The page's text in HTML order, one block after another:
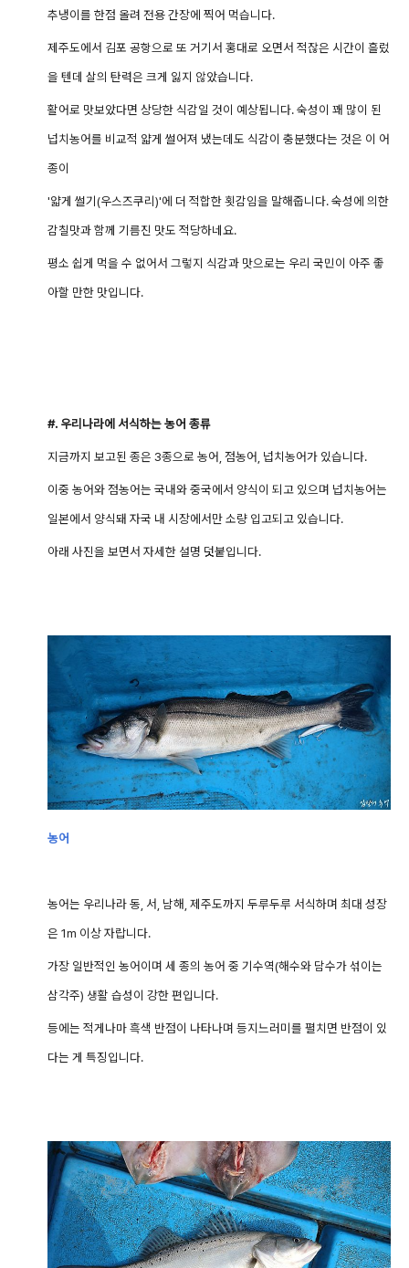
추냉이를 한점 올려 전용 간장에 찍어 먹습니다.
제주도에서 김포 공항으로 또 거기서 홍대로 오면서 적잖은 시간이 흘렀
을 텐데 살의 탄력은 크게 잃지 않았습니다.
활어로 맛보았다면 상당한 식감일 것이 예상됩니다. 숙성이 꽤 많이 된
넙치농어를 비교적 얇게 썰어져 냈는데도 식감이 충분했다는 것은 이 어
종이
'얇게 썰기(우스즈쿠리)'에 더 적합한 횟감임을 말해줍니다. 숙성에 의한
감칠맛과 함께 기름진 맛도 적당하네요.
평소 쉽게 먹을 수 없어서 그렇지 식감과 맛으로는 우리 국민이 아주 좋
아할 만한 맛입니다.
#. 우리나라에 서식하는 농어 종류
지금까지 보고된 종은 3종으로 농어, 점농어, 넙치농어가 있습니다.
이중 농어와 점농어는 국내와 중국에서 양식이 되고 있으며 넙치농어는
일본에서 양식돼 자국 내 시장에서만 소량 입고되고 있습니다.
아래 사진을 보면서 자세한 설명 덧붙입니다.
농어
농어는 우리나라 동, 서, 남해, 제주도까지 두루두루 서식하며 최대 성장
은 1m 이상 자랍니다.
가장 일반적인 농어이며 세 종의 농어 중 기수역(해수와 담수가 섞이는
삼각주) 생활 습성이 강한 편입니다.
등에는 적게나마 흑색 반점이 나타나며 등지느러미를 펼치면 반점이 있
다는 게 특징입니다.